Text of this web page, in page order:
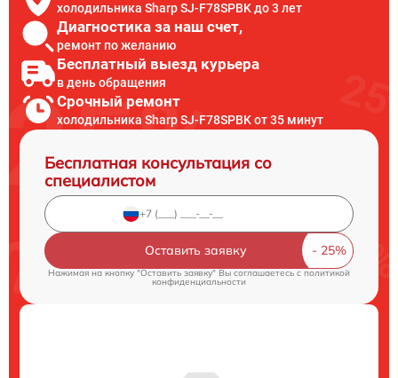
холодильника Sharp SJ-F78SPBK до 3 лет
Диагностика за наш счет,
ремонт по желанию
Бесплатный выезд курьера
в день обращения
Срочный ремонт
холодильника Sharp SJ-F78SPBK от 35 минут
Бесплатная консультация со
специалистом
Оставить заявку
Нажимая на кнопку "Оставить заявку" Вы соглашаетесь cполитикой
конфиденциальности